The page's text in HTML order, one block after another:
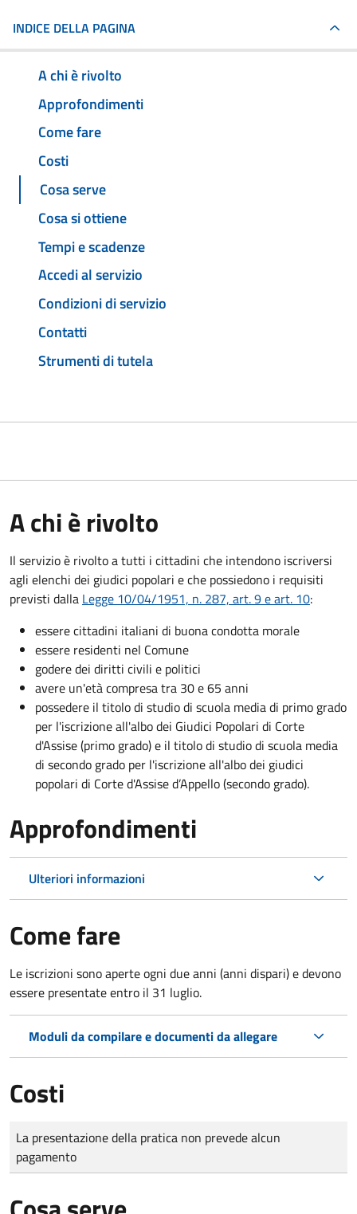
INDICE DELLA PAGINA
A chi è rivolto
Approfondimenti
Come fare
Costi
Cosa serve
Cosa si ottiene
Tempi e scadenze
Accedi al servizio
Condizioni di servizio
Contatti
Strumenti di tutela
A chi è rivolto
Il servizio è rivolto a tutti i cittadini che intendono iscriversi
agli elenchi dei giudici popolari e che possiedono i requisiti
previsti dalla Legge 10/04/1951, n. 287, art. 9 e art. 10:
essere cittadini italiani di buona condotta morale
essere residenti nel Comune
godere dei diritti civili e politici
avere un'età compresa tra 30 e 65 anni
possedere il titolo di studio di scuola media di primo grado
per l'iscrizione all'albo dei Giudici Popolari di Corte
d'Assise (primo grado) e il titolo di studio di scuola media
di secondo grado per l'iscrizione all'albo dei giudici
popolari di Corte d'Assise d’Appello (secondo grado).
Approfondimenti
Ulteriori informazioni
Come fare
Le iscrizioni sono aperte ogni due anni (anni dispari) e devono
essere presentate entro il 31 luglio.
Moduli da compilare e documenti da allegare
Costi
Tipo di pagamento
Importo
La presentazione della pratica non prevede alcun
pagamento